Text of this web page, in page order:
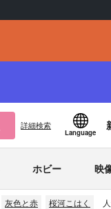
詳細検索
Language
ホビー 映
灰色と赤 桜河こはく